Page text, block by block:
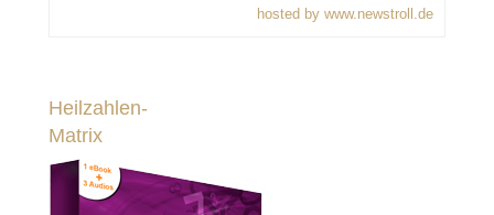
hosted by www.newstroll.de
Heilzahlen-
Matrix